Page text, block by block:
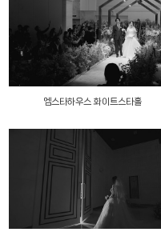
엠스타하우스 화이트스타홀